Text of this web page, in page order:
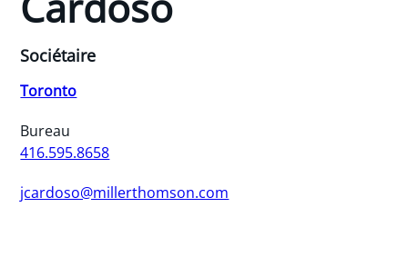
Sociétaire
Toronto
Bureau
416.595.8658
jcardoso@millerthomson.com